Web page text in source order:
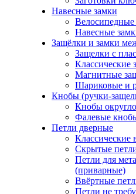
Навесные замки
Велосипедные
Навесные
Защёлки и замки
Защелки с
Классические
Магнитные
Шариковые и
Кнобы (ручки-
Кнобы
Фалевые
Петли дверные
Классические
Скрытые
Петли для
(приварные)
Ввёртные
Петли не